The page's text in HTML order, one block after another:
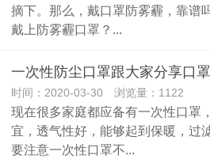
摘下。那么，戴口罩防雾霾，靠谱
戴上防雾霾口罩？...
一次性防尘口罩跟大家分享口
时间：2020-03-30 浏览量：1122
现在很多家庭都应备有一次性口罩
宜，透气性好，能够起到保暖，过
要注意一次性口罩不...